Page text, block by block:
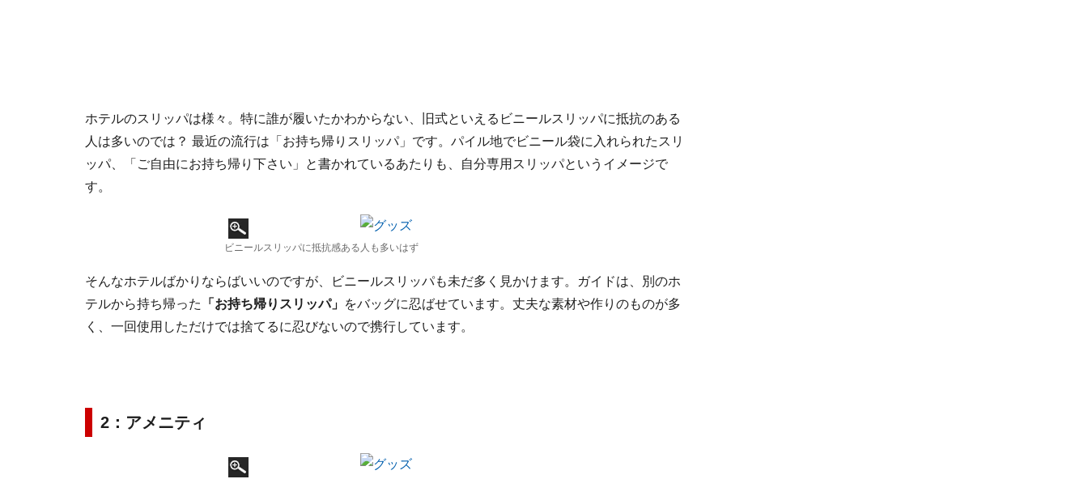
ホテルのスリッパは様々。特に誰が履いたかわからない、旧式といえるビニールスリッパに抵抗のある
人は多いのでは？ 最近の流行は「お持ち帰りスリッパ」です。パイル地でビニール袋に入れられたスリ
ッパ、「ご自由にお持ち帰り下さい」と書かれているあたりも、自分専用スリッパというイメージで
す。
ビニールスリッパに抵抗感ある人も多いはず
そんなホテルばかりならばいいのですが、ビニールスリッパも未だ多く見かけます。ガイドは、別のホ
テルから持ち帰った
「お持ち帰りスリッパ」 をバッグに忍ばせています。丈夫な素材や作りのものが多
く、一回使用しただけでは捨てるに忍びないので携行しています。
2：アメニティ